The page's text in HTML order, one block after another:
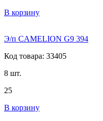
В корзину
Э/п CAMELION G9 394
Код товара: 33405
8 шт.
25
В корзину